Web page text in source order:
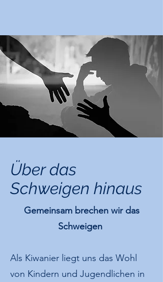
Über das
Schweigen hinaus
Gemeinsam brechen wir das
Schweigen
Als Kiwanier liegt uns das Wohl
von Kindern und Jugendlichen in